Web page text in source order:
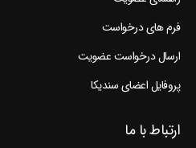
فرم های درخواست
ارسال درخواست عضویت
پروفایل اعضای سندیکا
ارتباط با ما